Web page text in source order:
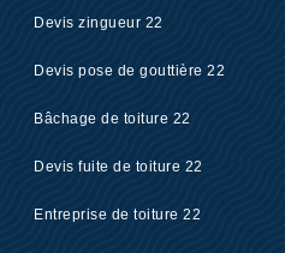
Devis zingueur 22
Devis pose de gouttière 22
Bâchage de toiture 22
Devis fuite de toiture 22
Entreprise de toiture 22